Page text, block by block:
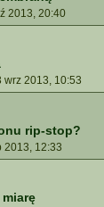
2013, 20:40
wrz 2013, 10:53
rip-stop?
2013, 12:33
miarę